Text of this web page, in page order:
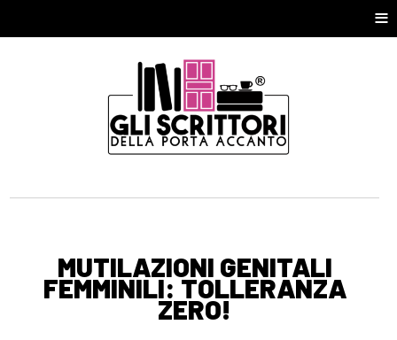
≡
MUTILAZIONI GENITALI
FEMMINILI: TOLLERANZA
ZERO!